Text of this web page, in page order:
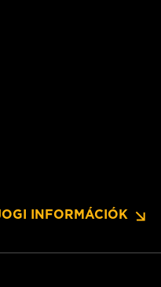
INFORMÁCIÓK